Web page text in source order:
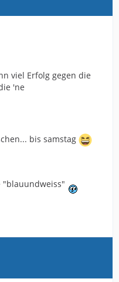
viel Erfolg gegen die
'ne
bis samstag
"blauundweiss"